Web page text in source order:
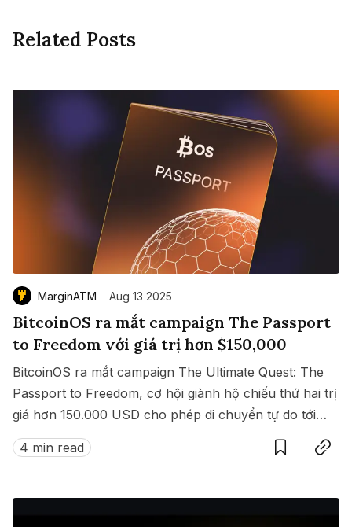
Related Posts
MarginATM Aug 13 2025
BitcoinOS ra mắt campaign The Passport
to Freedom với giá trị hơn $150,000
BitcoinOS ra mắt campaign The Ultimate Quest: The
Passport to Freedom, cơ hội giành hộ chiếu thứ hai trị
giá hơn 150.000 USD cho phép di chuyển tự do tới
hàng loạt quốc gia không cần visa.
4 min read
SaveCopy link